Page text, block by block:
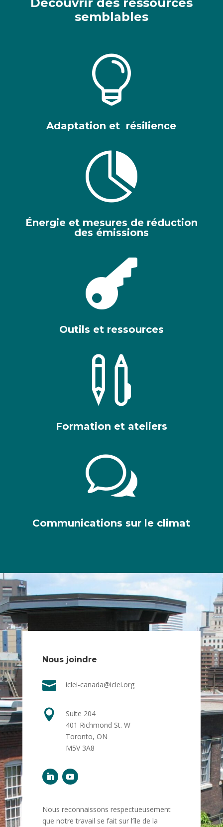
semblables

Adaptation et résilience

Énergie et mesures de réduction
des émissions

Outils et ressources

Formation et ateliers
w
Communications sur le climat
Nous joindre
 iclei-canada@iclei.org

Suite 204
401 Richmond St. W
Toronto, ON
M5V 3A8
Nous reconnaissons respectueusement
que notre travail se fait sur l’île de la